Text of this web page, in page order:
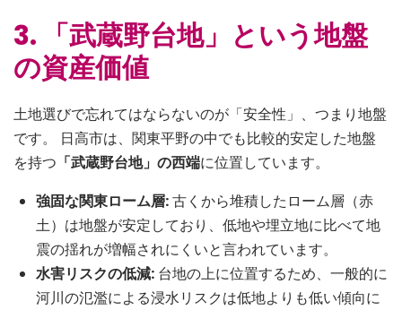
3. 「武蔵野台地」という地盤
の資産価値
土地選びで忘れてはならないのが「安全性」、つまり地盤
です。 日高市は、関東平野の中でも比較的安定した地盤
を持つ 「武蔵野台地」の西端に位置しています。
強固な関東ローム層:古くから堆積したローム層（赤
土）は地盤が安定しており、低地や埋立地に比べて地
震の揺れが増幅されにくいと言われています。
水害リスクの低減: 台地の上に位置するため、一般的に
河川の氾濫による浸水リスクは低地よりも低い傾向に